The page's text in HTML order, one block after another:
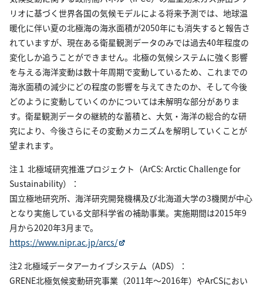
リオに基づく世界各国の気候モデルによる将来予測では、地球温
暖化に伴い夏の北極海の海氷面積が2050年にも消失すると報告さ
れていますが、現在ある衛星観測データのみでは過去40年程度の
変化しか追うことができません。北極の気候システムに強く影響
を与える海洋変動は数十年周期で変動しているため、これまでの
海氷面積の減少にどの程度の影響を与えてきたのか、そして今後
どのように変動していくのかについては未解明な部分がありま
す。衛星観測データの継続的な蓄積と、大気・海洋の総合的な研
究により、今後さらにその変動メカニズムを解明していくことが
望まれます。
注１ 北極域研究推進プロジェクト（ArCS: Arctic Challenge for
Sustainability）：
国立極地研究所、海洋研究開発機構及び北海道大学の3機関が中心
となり実施している文部科学省の補助事業。実施期間は2015年9
月から2020年3月まで。
https://www.nipr.ac.jp/arcs/
注2 北極域データアーカイブシステム（ADS）：
GRENE北極気候変動研究事業（2011年～2016年）やArCSにおい